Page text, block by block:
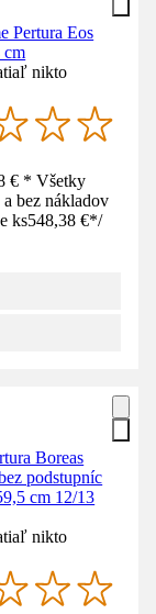
Pertura Eos
cm
nikto
€ * Všetky
bez nákladov
ks548,38 €*/
Boreas
podstupníc
cm 12/13
nikto